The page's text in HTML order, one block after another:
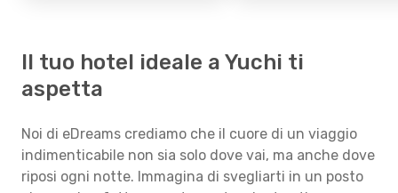
Il tuo hotel ideale a Yuchi ti
aspetta
Noi di eDreams crediamo che il cuore di un viaggio
indimenticabile non sia solo dove vai, ma anche dove
riposi ogni notte. Immagina di svegliarti in un posto